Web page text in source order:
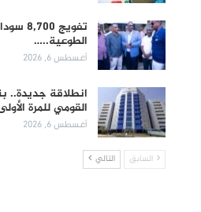
تفويج
الطوعية..…
أغسطس 6, 2026
انطلاقة جديدة..
القومي للمرة
أغسطس 6, 2026
السابق التالي